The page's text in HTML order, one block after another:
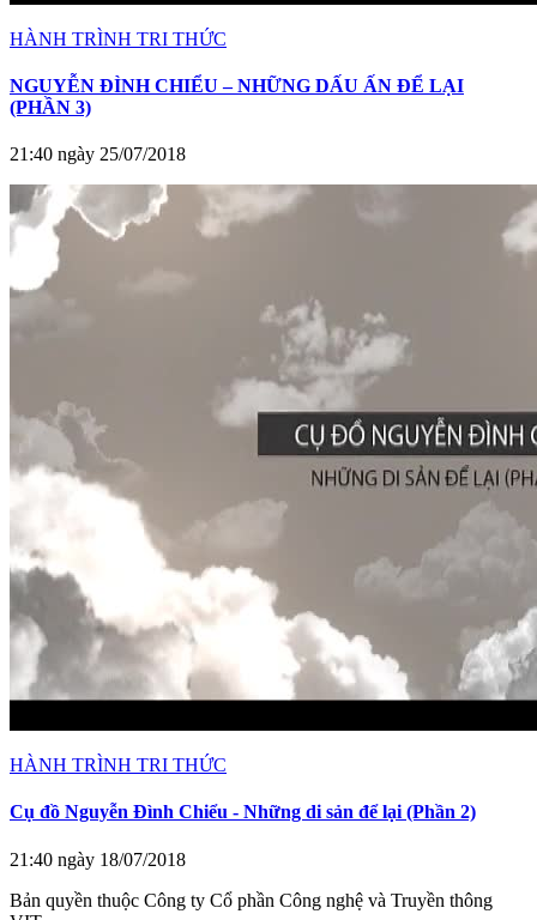
HÀNH TRÌNH TRI THỨC
NGUYỄN ĐÌNH CHIỂU – NHỮNG DẤU ẤN ĐỂ LẠI
(PHẦN 3)
21:40 ngày 25/07/2018
HÀNH TRÌNH TRI THỨC
Cụ đồ Nguyễn Đình Chiểu - Những di sản để lại (Phần 2)
21:40 ngày 18/07/2018
Bản quyền thuộc Công ty Cổ phần Công nghệ và Truyền thông